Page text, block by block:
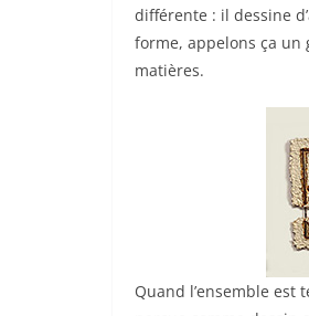
différente : il dessine
forme, appelons ça
matières.
Quand l’ensemble est